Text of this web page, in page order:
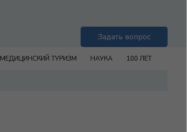
Задать вопрос
МЕДИЦИНСКИЙ ТУРИЗМ НАУКА 100 ЛЕТ